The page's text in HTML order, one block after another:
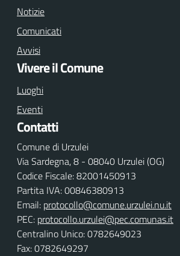
Notizie
Comunicati
Avvisi
Vivere il Comune
Luoghi
Eventi
Contatti
Comune di Urzulei
Via Sardegna, 8 - 08040 Urzulei (OG)
Codice Fiscale: 82001450913
Partita IVA: 00846380913
Email: protocollo@comune.urzulei.nu.it
PEC: protocollo.urzulei@pec.comunas.it
Centralino Unico: 0782649023
Fax: 0782649297